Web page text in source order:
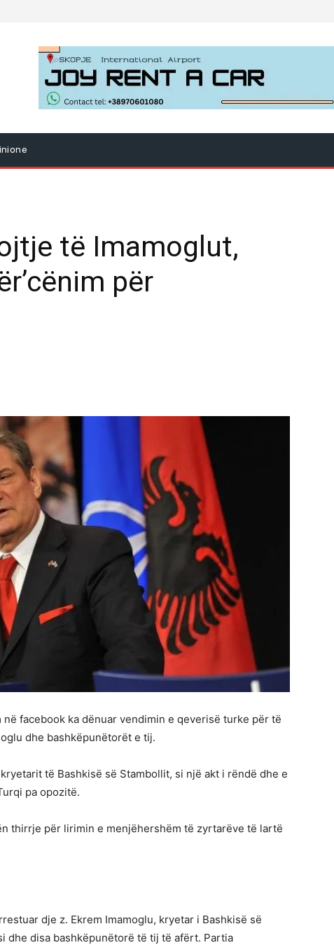
të Imamoglut,
për
facebook ka dënuar vendimin e qeverisë turke për të
dhe bashkëpunëtorët e tij.
të Bashkisë së Stambollit, si një akt i rëndë dhe e
pa opozitë.
thirrje për lirimin e menjëhershëm të zyrtarëve të lartë
dje z. Ekrem Imamoglu, kryetar i Bashkisë së
dhe disa bashkëpunëtorë të tij të afërt. Partia